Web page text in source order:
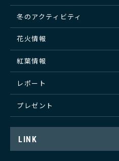
冬のアクティビティ
花火情報
紅葉情報
レポート
プレゼント
LINK